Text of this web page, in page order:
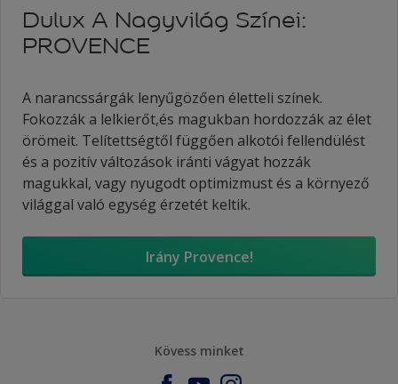
Dulux A Nagyvilág Színei:
PROVENCE
A narancssárgák lenyűgözően életteli színek.
Fokozzák a lelkierőt,és magukban hordozzák az élet
örömeit. Telítettségtől függően alkotói fellendülést
és a pozitív változások iránti vágyat hozzák
magukkal, vagy nyugodt optimizmust és a környező
világgal való egység érzetét keltik.
Irány Provence!
Kövess minket